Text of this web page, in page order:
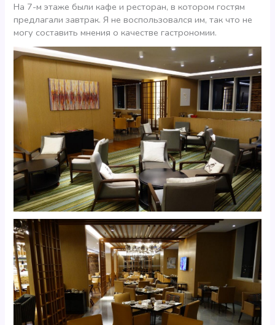
На 7-м этаже были кафе и ресторан, в котором гостям
предлагали завтрак. Я не воспользовался им, так что не
могу составить мнения о качестве гастрономии.